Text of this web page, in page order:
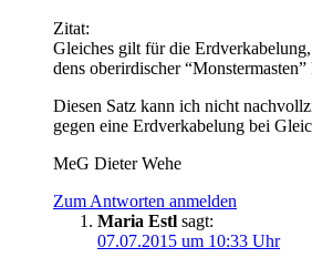
Zitat:
Glei­ches gilt für die
dens ober­ir­di­scher
Die­sen Satz kann ich nicht
gegen eine Erd­ver­ka­be­lung bei
MeG Die­ter Wehe
Zum Antworten anmelden
Maria Estl sagt:
07.07.2015 um 10:33 Uhr